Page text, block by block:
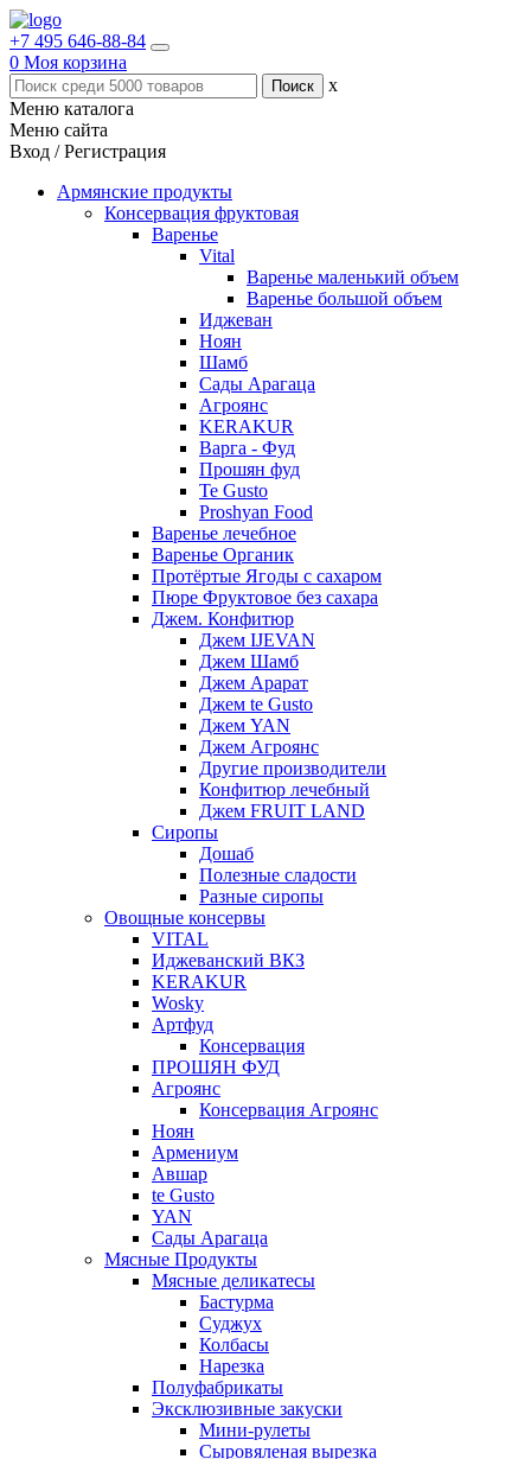
+7 495 646-88-84
0 Моя корзина
x
Меню каталога
Меню сайта
Вход / Регистрация
Армянские продукты
Консервация фруктовая
Варенье
Vital
Варенье маленький объем
Варенье большой объем
Иджеван
Ноян
Шамб
Сады Арагаца
Агроянс
KERAKUR
Варга - Фуд
Прошян фуд
Te Gusto
Proshyan Food
Варенье лечебное
Варенье Органик
Протёртые Ягоды с сахаром
Пюре Фруктовое без сахара
Джем. Конфитюр
Джем IJEVAN
Джем Шамб
Джем Арарат
Джем te Gusto
Джем YAN
Джем Агроянс
Другие производители
Конфитюр лечебный
Джем FRUIT LAND
Сиропы
Дошаб
Полезные сладости
Разные сиропы
Овощные консервы
VITAL
Иджеванский ВКЗ
KERAKUR
Wosky
Артфуд
Консервация
ПРОШЯН ФУД
Агроянс
Консервация Агроянс
Ноян
Армениум
Авшар
te Gusto
YAN
Сады Арагаца
Мясные Продукты
Мясные деликатесы
Бастурма
Суджух
Колбасы
Нарезка
Полуфабрикаты
Эксклюзивные закуски
Мини-рулеты
Сыровяленая вырезка